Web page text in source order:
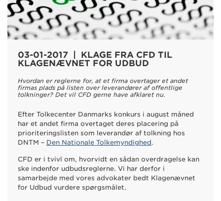
03-01-2017 | KLAGE FRA CFD TIL
KLAGENÆVNET FOR UDBUD
Hvordan er reglerne for, at et firma overtager et andet
firmas plads på listen over leverandører af offentlige
tolkninger? Det vil CFD gerne have afklaret nu.
Efter Tolkecenter Danmarks konkurs i august måned
har et andet firma overtaget deres placering på
prioriteringslisten som leverandør af tolkning hos
DNTM – Den Nationale Tolkemyndighed.
CFD er i tvivl om, hvorvidt en sådan overdragelse kan
ske indenfor udbudsreglerne. Vi har derfor i
samarbejde med vores advokater bedt Klagenævnet
for Udbud vurdere spørgsmålet.